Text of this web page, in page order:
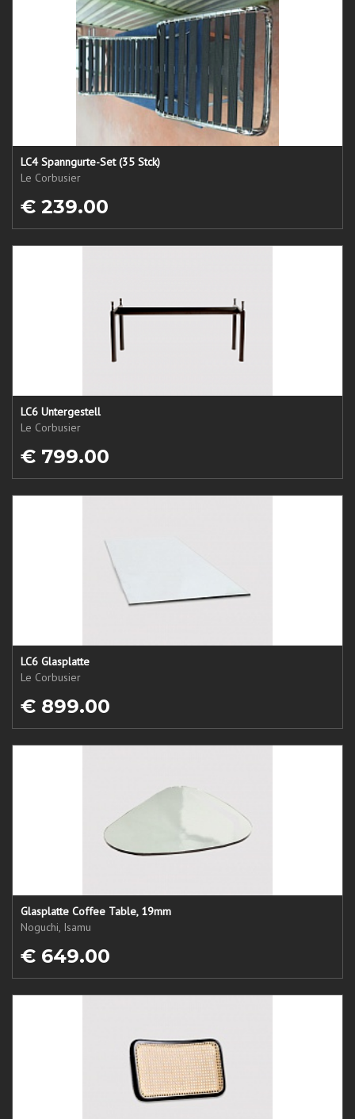
LC4 Spanngurte-Set (35 Stck)
Le Corbusier
€ 239.00
LC6 Untergestell
Le Corbusier
€ 799.00
LC6 Glasplatte
Le Corbusier
€ 899.00
Glasplatte Coffee Table, 19mm
Noguchi, Isamu
€ 649.00